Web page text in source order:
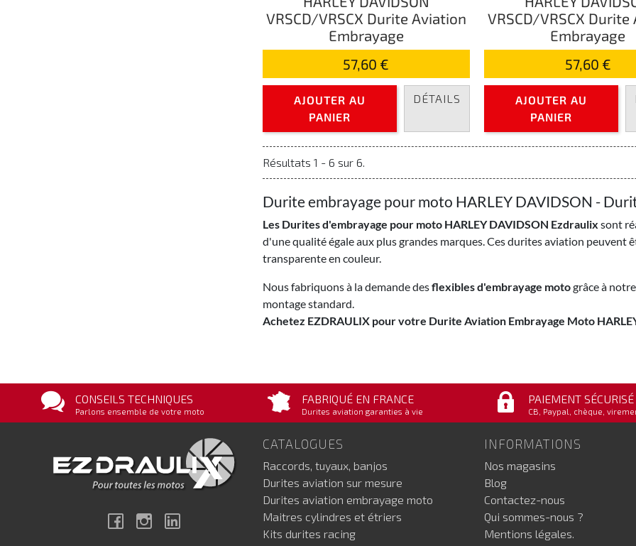
VRSCD/VRSCX Durite Aviation
Embrayage
57,60 €
AJOUTER AU
PANIER
DÉTAILS
VRSCD/VRSCX
Embrayage
57,60 €
AJOUTER AU
PANIER
Résultats 1 - 6 sur 6.
Durite embrayage pour moto HARLEY DAVIDSON -
Les Durites d'embrayage pour moto HARLEY DAVIDSON Ezdraulix sont
d'une qualité égale aux plus grandes marques. Ces durites aviation
transparente en couleur.
Nous fabriquons à la demande desflexibles d'embrayage motogrâce à
montage standard.
Achetez EZDRAULIX pour votre Durite Aviation Embrayage Moto
CONSEILS TECHNIQUES
Parlons ensemble de votre moto
FABRIQUÉ EN FRANCE
Durites aviation garanties à vie
PAIEMENT SÉCURISÉ
CB, Paypal, chèque,
FacebookInstagram
CATALOGUES
Raccords, tuyaux, banjos
Durites aviation sur mesure
Durites aviation embrayage moto
Maitres cylindres et étriers
Kits durites racing
INFORMATIONS
Nos magasins
Blog
Contactez-nous
Qui sommes-nous ?
Mentions légales.